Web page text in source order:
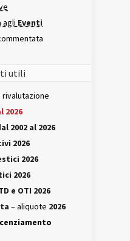
agli Eventi
utili
2026
2002 al 2026
2026
2026
2026
e OTI 2026
– aliquote 2026